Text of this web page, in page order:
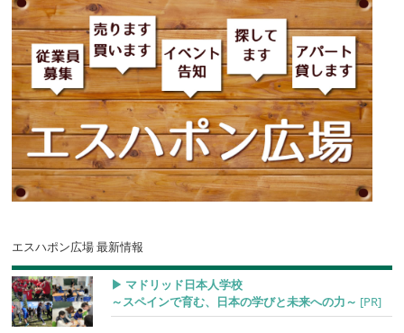
エスハポン広場 最新情報
▶︎ マドリッド日本人学校
～スペインで育む、日本の学びと未来への力～ [PR]